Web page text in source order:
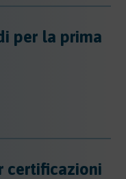
mutageno
per la prima
certificazioni